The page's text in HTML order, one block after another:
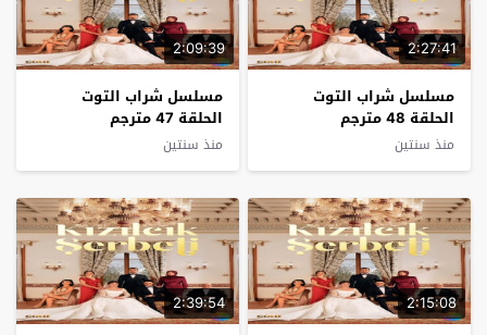
2:27:41
مسلسل شراب التوت
الحلقة 48 مترجم
منذ سنتين
2:09:39
مسلسل شراب التوت
الحلقة 47 مترجم
منذ سنتين
2:15:08
2:39:54